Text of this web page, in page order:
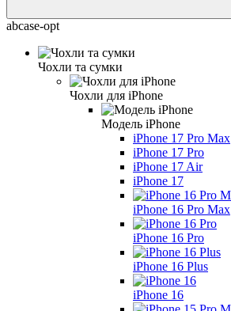
abcase-opt
Чохли та сумки
Чохли для iPhone
Модель iPhone
iPhone 17 Pro Max
iPhone 17 Pro
iPhone 17 Air
iPhone 17
iPhone 16 Pro Max
iPhone 16 Pro
iPhone 16 Plus
iPhone 16